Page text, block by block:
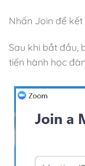
Nhấn Join để kết
Sau khi bắt đầu,
tiến hành học